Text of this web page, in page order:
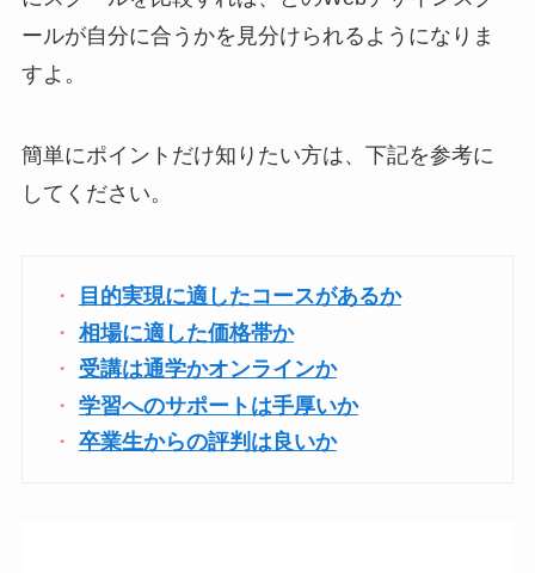
ールが自分に合うかを見分けられるようになりま
すよ。
簡単にポイントだけ知りたい方は、下記を参考に
してください。
目的実現に適したコースがあるか
相場に適した価格帯か
受講は通学かオンラインか
学習へのサポートは手厚いか
卒業生からの評判は良いか